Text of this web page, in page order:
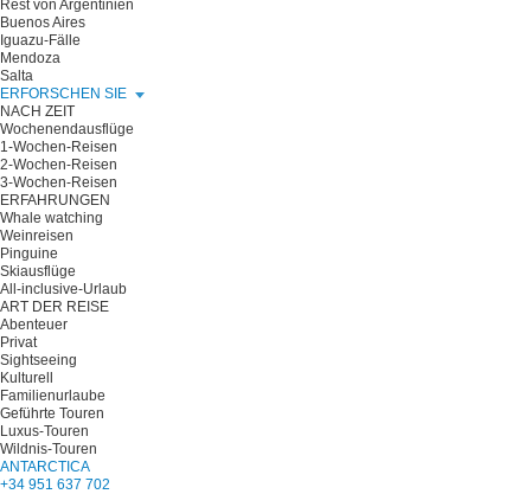
Rest von Argentinien
Buenos Aires
Iguazu-Fälle
Mendoza
Salta
ERFORSCHEN SIE
NACH ZEIT
Wochenendausflüge
1-Wochen-Reisen
2-Wochen-Reisen
3-Wochen-Reisen
ERFAHRUNGEN
Whale watching
Weinreisen
Pinguine
Skiausflüge
All-inclusive-Urlaub
ART DER REISE
Abenteuer
Privat
Sightseeing
Kulturell
Familienurlaube
Geführte Touren
Luxus-Touren
Wildnis-Touren
ANTARCTICA
+34 951 637 702